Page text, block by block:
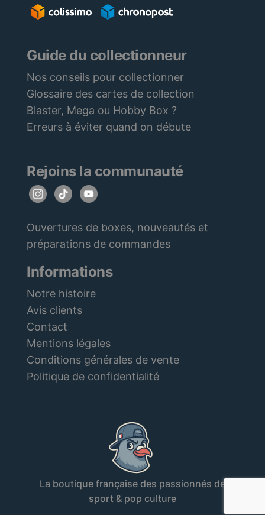
Guide du collectionneur
Nos conseils pour collectionner
Glossaire des cartes de collection
Blaster, Mega ou Hobby Box ?
Erreurs à éviter quand on débute
Rejoins la communauté
Ouvertures de boxes, nouveautés et
préparations de commandes
Informations
Notre histoire
Avis clients
Contact
Mentions légales
Conditions générales de vente
Politique de confidentialité
La boutique française des passionnés de
sport & pop culture